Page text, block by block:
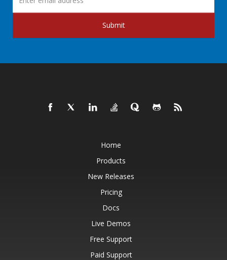
Submit
Home
Products
New Releases
Pricing
Docs
Live Demos
Free Support
Paid Support